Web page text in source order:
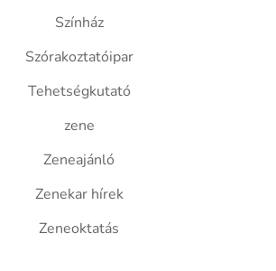
Színház
Szórakoztatóipar
Tehetségkutató
zene
Zeneajánló
Zenekar hírek
Zeneoktatás